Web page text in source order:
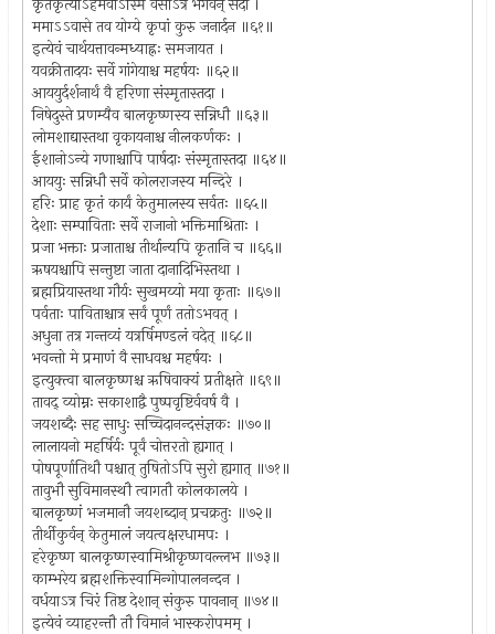
ममाऽऽवासे तव योग्ये कृपां कुरु जनार्दन ॥६१॥
इत्येवं चार्थयत्तावन्मध्याह्नः समजायत ।
यवक्रीतादयः सर्वे गांगेयाश्च महर्षयः ॥६२॥
आययुर्दर्शनार्थं वै हरिणा संस्मृतास्तदा ।
निषेदुस्ते प्रणम्यैव बालकृष्णस्य सन्निधौ ॥६३॥
लोमशाद्यास्तथा वृकायनाश्च नीलकर्णकः ।
ईशानोऽन्ये गणाश्चापि पार्षदाः संस्मृतास्तदा ॥६४॥
आययुः सन्निधौ सर्वे कोलराजस्य मन्दिरे ।
हरिः प्राह कृतं कार्यं केतुमालस्य सर्वतः ॥६५॥
देशाः सम्पाविताः सर्वे राजानो भक्तिमाश्रिताः ।
प्रजा भक्ताः प्रजाताश्च तीर्थान्यपि कृतानि च ॥६६॥
ऋषयश्चापि सन्तुष्टा जाता दानादिभिस्तथा ।
ब्रह्मप्रियास्तथा गौर्यः सुखमय्यो मया कृताः ॥६७॥
पर्वताः पाविताश्चात्र सर्वं पूर्णं ततोऽभवत् ।
अधुना तत्र गन्तव्यं यत्रर्षिमण्डलं वदेत् ॥६८॥
भवन्तो मे प्रमाणं वै साधवश्च महर्षयः ।
इत्युक्त्वा बालकृष्णश्च ऋषिवाक्यं प्रतीक्षते ॥६९॥
तावद् व्योम्नः सकाशाद्वै पुष्पवृष्टिर्ववर्ष वै ।
जयशब्दैः सह साधुः सच्चिदानन्दसंज्ञकः ॥७०॥
लालायनो महर्षिर्यः पूर्वं चोत्तरतो ह्यगात् ।
पोषपूर्णातिथौ पश्चात् तुषितोऽपि सुरो ह्यगात् ॥७१॥
तावुभौ सुविमानस्थौ त्वागतौ कोलकालये ।
बालकृष्णं भजमानौ जयशब्दान् प्रचक्रतुः ॥७२॥
तीर्थीकुर्वन् केतुमालं जयत्वक्षरधामपः ।
हरेकृष्ण बालकृष्णस्वामिश्रीकृष्णवल्लभ ॥७३॥
काम्भरेय ब्रह्मशक्तिस्वामिन्गोपालनन्दन ।
वर्धयाऽत्र चिरं तिष्ठ देशान् संकुरु पावनान् ॥७४॥
इत्येवं व्याहरन्तौ तौ विमानं भास्करोपमम् ।